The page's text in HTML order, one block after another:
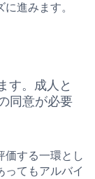
進みます。
す。成人と
同意が必要
価する一環とし
ってもアルバイ